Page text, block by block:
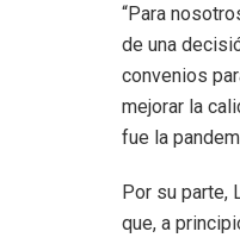
“Para
de una
convenios
mejorar la
fue la
Por su parte,
que, a